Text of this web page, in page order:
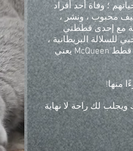
؛ وفاة أحد أفراد
محبوب ، ونشر ،
مع إحدى قططتي
للسلالة البريطانية ،
ولمعرفة أن قطتي الصغيرة قدمت الكثير من الراحة لأصحاب قطط McQueen يعني
منها!
لك راحة لا نهاية